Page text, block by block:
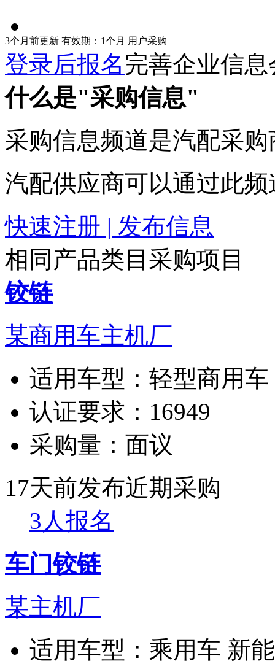
3个月前更新 有效期：1个月 用户采购
登录后报名完善企业信
什么是"采购信息"
采购信息频道是汽配采
汽配供应商可以通过此
快速注册 | 发布信息
相同产品类目采购项目
铰链
某商用车主机厂
适用车型： 轻型商用车
认证要求： 16949
采购量： 面议
17天前发布近期采购
3人报名
车门铰链
某主机厂
适用车型： 乘用车 新